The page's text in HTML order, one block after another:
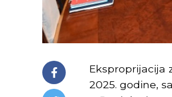
Eksproprijacija
2025. godine,